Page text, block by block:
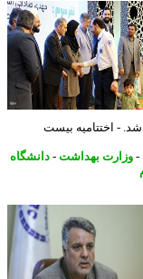
اختتامیه بیست
بهداشت -دانشگاه